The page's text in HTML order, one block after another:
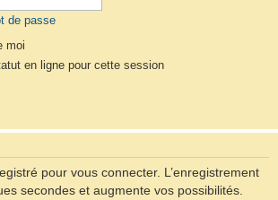
de passe
moi
en ligne pour cette session
pour vous connecter. L’enregistrement
secondes et augmente vos possibilités.